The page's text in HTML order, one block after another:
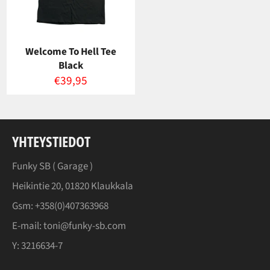
Welcome To Hell Tee
Black
Normaalihinta
€39,95
YHTEYSTIEDOT
Funky SB (Garage)
Heikintie 20, 01820 Klaukkala
Gsm: +358(0)407363968
E-mail: toni@funky-sb.com
Y: 3216634-7